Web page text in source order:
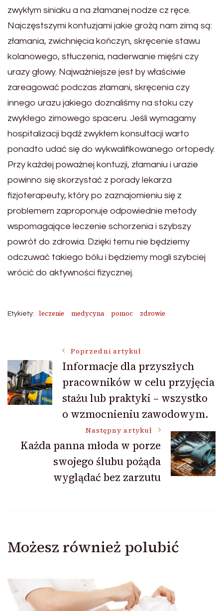
zwykłym siniaku a na złamanej nodze cz ręce.
Najczęstszymi kontuzjami jakie grożą nam zimą są:
złamania, zwichnięcia kończyn, skręcenie stawu
kolanowego, stłuczenia, naderwanie mięśni czy
urazy głowy. Najważniejsze jest by właściwie
zareagować podczas złamani, skręcenia czy
innego urazu jakiego doznaliśmy na stoku czy
zwykłego zimowego spaceru. Jeśli wymagamy
hospitalizacji bądź zwykłem konsultacji warto
ponadto udać się do wykwalifikowanego ortopedy.
Przy każdej poważnej kontuzji, złamaniu i urazie
powinno się skorzystać z porady lekarza
fizjoterapeuty, który po zaznajomieniu się z
problemem zaproponuje odpowiednie metody
wspomagające leczenie schorzenia i szybszy
powrót do zdrowia. Dzięki temu nie będziemy
odczuwać takiego bólu i będziemy mogli szybciej
wrócić do aktywności fizycznej.
Etykiety: leczenie medycyna pomoc zdrowie
Nawigacja
wpisu
Poprzedni artykuł
Informacje dla przyszłych
pracowników w celu przyjęcia
stażu lub praktyki – wszystko
o wzmocnieniu zawodowym.
Następny artykuł
Każda panna młoda w porze
swojego ślubu pożąda
wyglądać bez zarzutu
Możesz również polubić